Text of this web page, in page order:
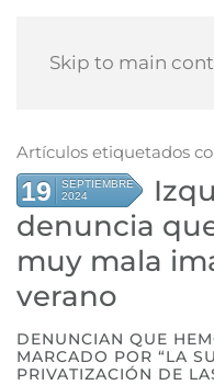
Skip to main
Artículos etiquetados
19
SEPTIEMBRE
2024
denuncia
muy mala
verano
DENUNCIAN QUE
MARCADO POR “LA
PRIVATIZACIÓN DE